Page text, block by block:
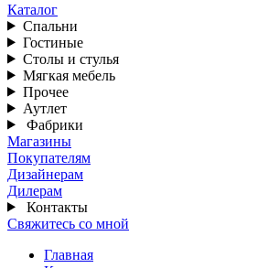
Каталог
Спальни
Гостиные
Столы и стулья
Мягкая мебель
Прочее
Аутлет
Фабрики
Магазины
Покупателям
Дизайнерам
Дилерам
Контакты
Свяжитесь со мной
Главная